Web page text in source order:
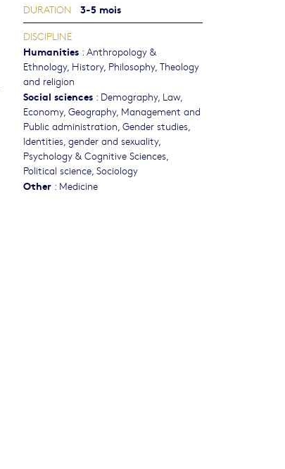
DURATION 3-5 mois
DISCIPLINE
Humanities : Anthropology &
Ethnology, History, Philosophy, Theology
and religion
Social sciences : Demography, Law,
Economy, Geography, Management and
Public administration Gender studies,
Identities, gender and sexuality,
Psychology & Cognitive Sciences
Political science Sociology
Other : Medicine